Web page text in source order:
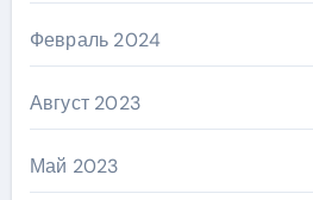
Февраль 2024
Август 2023
Май 2023